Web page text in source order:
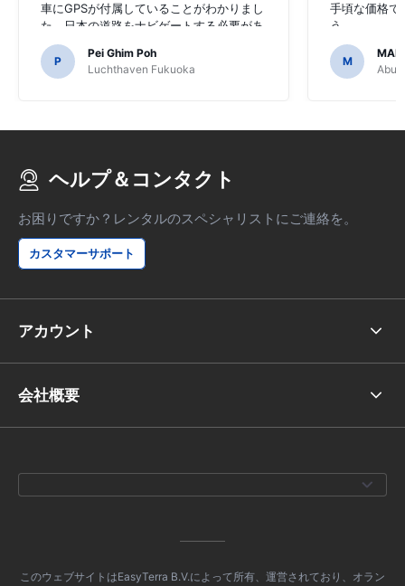
車にGPSが付属していることがわかりまし
た。日本の道路をナビゲートする必要があ
るのでGPSを購入することに決めたのは恐
ろしいことでした。
P
Pei Ghim Poh
Luchthaven Fukuoka
手頃な価格で
う。
M
Abu
ヘルプ＆コンタクト
お困りですか？レンタルのスペシャリストにご連絡を。
カスタマーサポート
アカウント
会社概要
このウェブサイトはEasyTerra B.V.によって所有、運営されており、オラン